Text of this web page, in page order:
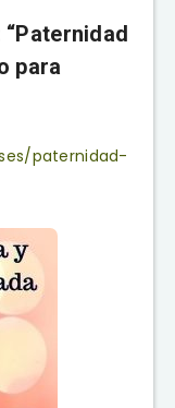
para
paternidad-